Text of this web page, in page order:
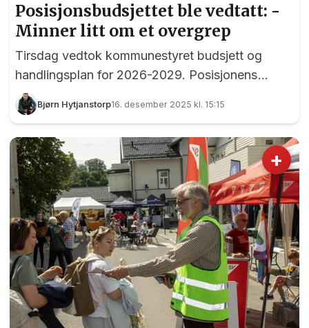
Posisjonsbudsjettet ble vedtatt: -
Minner litt om et overgrep
Tirsdag vedtok kommunestyret budsjett og
handlingsplan for 2026-2029. Posisjonens
forslag fra Høyre, FrP, KrF og INP fikk flertall,
men ikke uten tidvis kraftige protester fra
kutt, og stemningen i kommunestyresalen bar
tydelig preg av alvoret. Heldigvis fikk
kommunestyrerepresentantene en hyggelig start
på dagen med et underholdningsinnslag fra en
gruppe musikkteater-elever fra Eidsvoll
kulturskole. Foto: Bjørn Hytjanstorp
Bjørn Hytjanstorp16. desember 2025 kl. 15:15
+